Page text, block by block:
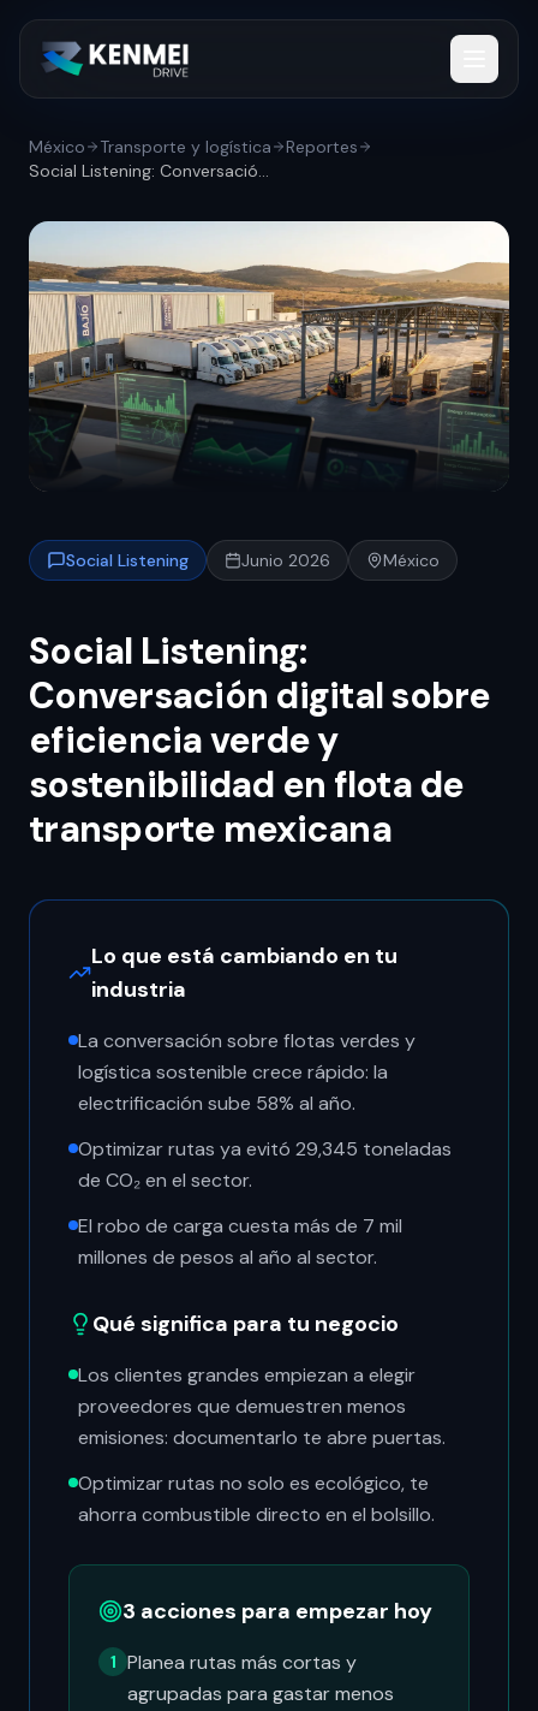
México Transporte y logística
Reportes
Social Listening: Conversación digital s...
Social Listening Junio 2026 México
Social Listening:
Conversación digital sobre
eficiencia verde y
sostenibilidad en flota de
transporte mexicana
Lo que está cambiando en tu
industria
La conversación sobre flotas verdes y
logística sostenible crece rápido: la
electrificación sube 58% al año.
Optimizar rutas ya evitó 29,345 toneladas
de CO₂ en el sector.
El robo de carga cuesta más de 7 mil
millones de pesos al año al sector.
Qué significa para tu negocio
Los clientes grandes empiezan a elegir
proveedores que demuestren menos
emisiones: documentarlo te abre puertas.
Optimizar rutas no solo es ecológico, te
ahorra combustible directo en el bolsillo.
3 acciones para empezar hoy
1 Planea rutas más cortas y
agrupadas para gastar menos